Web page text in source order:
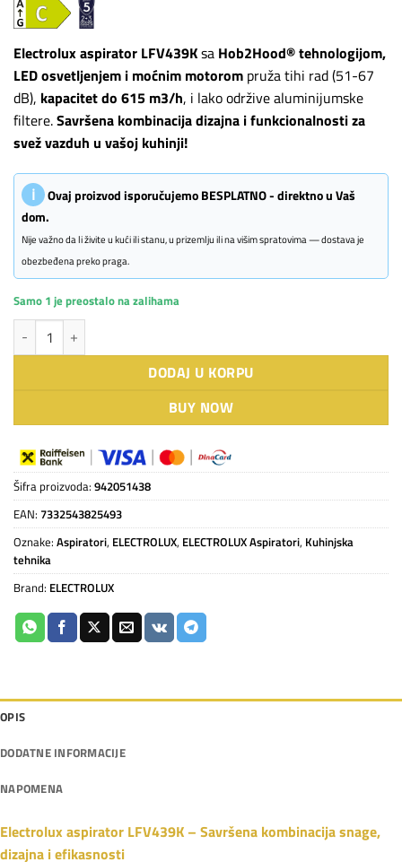
Electrolux aspirator LFV439Ksa Hob2Hood® tehnologijom,
LED osvetljenjem i moćnim motorom pruža tihi rad (51-67
dB), kapacitet do 615 m3/h, i lako održive aluminijumske
filtere.Savršena kombinacija dizajna i funkcionalnosti za
svež vazduh u vašoj kuhinji!
ℹ
Ovaj proizvod isporučujemo BESPLATNO - direktno u Vaš
dom.
Nije važno da li živite u kući ili stanu, u prizemlju ili na višim spratovima — dostava je
obezbeđena preko praga.
Samo 1 je preostalo na zalihama
Electrolux aspirator LFV439K količina
DODAJ U KORPU
BUY NOW
Šifra proizvoda: 942051438
EAN: 7332543825493
Oznake: Aspiratori, ELECTROLUX, ELECTROLUX Aspiratori, Kuhinjska
tehnika
Brand: ELECTROLUX
OPIS
DODATNE INFORMACIJE
NAPOMENA
Electrolux aspirator LFV439K – Savršena kombinacija snage,
dizajna i efikasnosti